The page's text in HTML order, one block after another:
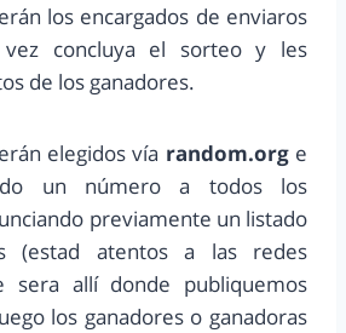
los encargados de enviaros
concluya el sorteo y les
de los ganadores.
elegidos vía random.orge
un número a todos los
previamente un listado
(estad atentos a las redes
sera allí donde publiquemos
los ganadores o ganadoras